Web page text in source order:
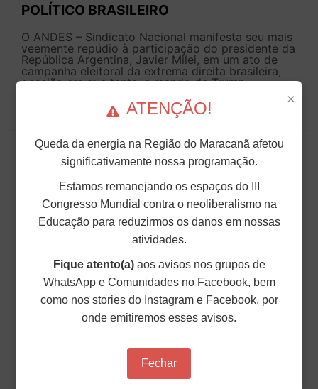
POLÍTICO BRASILEIRO
O ANDES – Sindicato Nacional manifesta seu mais
veemente repúdio à participação do presidente da
República Argentina, Javier Milei, em um ato de
campanha eleitoral da extrema direita brasileira,
ocasião em que tenta, a mando de Trump,
NOTA DE PESAR DA DIRETORIA DO
PROFESSOR FERNANDO MOLINOS PIRES
×
ATENÇÃO!
Queda da energia na Região do Maracanã afetou
significativamente nossa programação.
Estamos remanejando os espaços do III
Congresso Mundial contra o neoliberalismo na
Educação para reduzirmos os danos em nossas
atividades.
Fique atento(a)aos avisos nos grupos de
WhatsApp e Comunidades no Facebook, bem
como nos stories do Instagram e Facebook, por
onde emitiremos esses avisos.
Fechar